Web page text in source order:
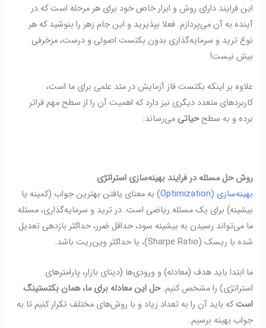
این فرایند دارای روش و ابزار خاص خود برای هر مرحله است که در
آینده به آن می‌پردازم. فعلا بپذیرید و این جام زهر را بنوشید که هر
نوع ترید و سرمایه‌گذاری بدون بکتست اصولی و درست، مزخرفی
بیش نیست!
علاوه بر اینکه بکتست فاز آزمایش در متد علمی برای ما است،
کاربردهای متعدد دیگری نیز دارد که اهمیت آن را از سطح مهم فراتر
برده و به سطححیاتیمی‌رساند:
روش حل مسئله در فرایند بهینه‌سازی استراتژی
بهینه‌سازی (Optimization)
به معنای یافتن بهترین جواب (کمینه یا
بیشینه) برای یک مسئله ریاضی است.در ترید و سرمایه‌گذاری، مسئله
ما می‌تواند رسیدن به بیشینه سود، حداقل ضرر، حداکثر بازدهی تعدیل
شده با ریسک (Sharpe Ratio)، یا حداکثر وین‌ریت باشد.
ما ابتدا باید هدف (معادله) و ورودی‌ها (دیتای بازار، پارامترهای
استراتژی) را مشخص کنیم.حل این معادله برای ما، همان بکتستینگ
استکه باید آن را به تعداد زیاد و با روش‌های مختلف تکرار کنیم تا به
جواب بهینه برسیم.